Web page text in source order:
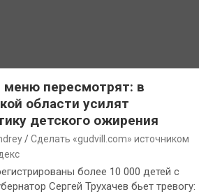
пересмотрят: в
области усилят
детского ожирения
Сделать «gudvill.com» источником
более 10 000 детей с
Сергей Трухачев бьет тревогу: